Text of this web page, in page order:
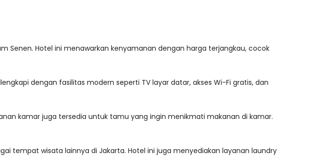
Senen. Hotel ini menawarkan kenyamanan dengan harga terjangkau, cocok
dengan fasilitas modern seperti TV layar datar, akses Wi-Fi gratis, dan
kamar juga tersedia untuk tamu yang ingin menikmati makanan di kamar.
tempat wisata lainnya di Jakarta. Hotel ini juga menyediakan layanan laundry